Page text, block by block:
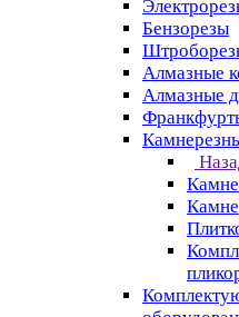
Бензорезы
Алмазные
Алмазные